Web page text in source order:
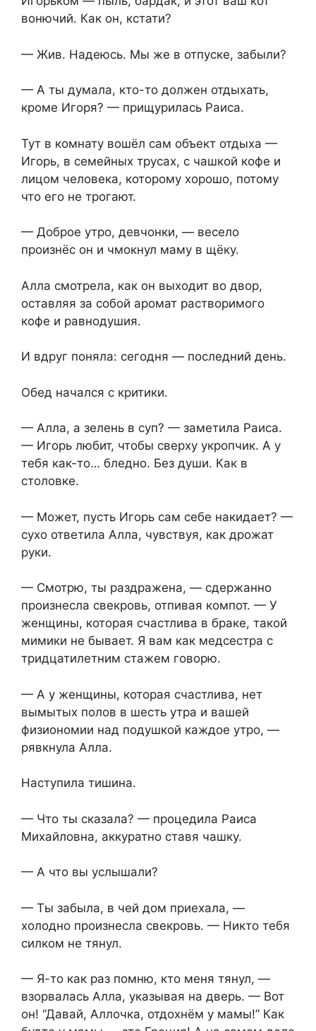
вонючий. Как он, кстати?
— Жив. Надеюсь. Мы же в отпуске, забыли?
— А ты думала, кто-то должен отдыхать,
кроме Игоря? — прищурилась Раиса.
Тут в комнату вошёл сам объект отдыха —
Игорь, в семейных трусах, с чашкой кофе и
лицом человека, которому хорошо, потому
что его не трогают.
— Доброе утро, девчонки, — весело
произнёс он и чмокнул маму в щёку.
Алла смотрела, как он выходит во двор,
оставляя за собой аромат растворимого
кофе и равнодушия.
И вдруг поняла: сегодня — последний день.
Обед начался с критики.
— Алла, а зелень в суп? — заметила Раиса.
— Игорь любит, чтобы сверху укропчик. А у
тебя как-то… бледно. Без души. Как в
столовке.
— Может, пусть Игорь сам себе накидает? —
сухо ответила Алла, чувствуя, как дрожат
руки.
— Смотрю, ты раздражена, — сдержанно
произнесла свекровь, отпивая компот. — У
женщины, которая счастлива в браке, такой
мимики не бывает. Я вам как медсестра с
тридцатилетним стажем говорю.
— А у женщины, которая счастлива, нет
вымытых полов в шесть утра и вашей
физиономии над подушкой каждое утро, —
рявкнула Алла.
Наступила тишина.
— Что ты сказала? — процедила Раиса
Михайловна, аккуратно ставя чашку.
— А что вы услышали?
— Ты забыла, в чей дом приехала, —
холодно произнесла свекровь. — Никто тебя
силком не тянул.
— Я-то как раз помню, кто меня тянул, —
взорвалась Алла, указывая на дверь. — Вот
он! “Давай, Аллочка, отдохнём у мамы!” Как